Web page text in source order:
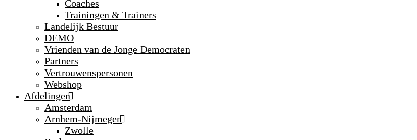
Coaches
Trainingen & Trainers
Landelijk Bestuur
DEMO
Vrienden van de Jonge Democraten
Partners
Vertrouwenspersonen
Webshop
Afdelingen
Amsterdam
Arnhem-Nijmegen
Zwolle